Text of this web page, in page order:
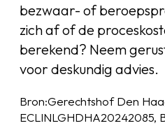
bezwaar- of
zich af of de
berekend? Neem
voor deskundig advies.
Bron:Gerechtshof Den
ECLINLGHDHA20242085,